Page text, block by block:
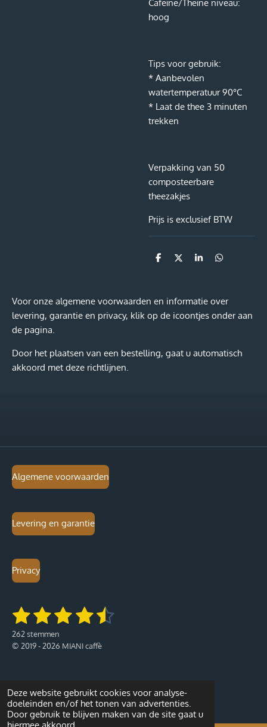
Deze website gebruikt cookies voor analyse-
doeleinden en/of het tonen van advertenties.
Door gebruik te blijven maken van de site gaat u
Cafeïne/Theïne niveau:
hoog
Tips voor gebruik:
* Aanbevolen
watertemperatuur 90°C
* Laat de thee 3 minuten
trekken
Verpakking van 50
composteerbare
theezakjes
Prijs is exclusief BTW
D
D
S
e
D
Voor onze algemene voorwaarden en informatie over
levering, garantie en privacy, klik op de icoontjes onder aan
de pagina.
Door het plaatsen van een bestelling, gaat u automatisch
akkoord met deze richtlijnen.
Algemene voorwaarden
Levering en garantie
Privacy
R
t
i
4
.
2
1
s
t
r
2
s
t
r
r
3
s
t
r
r
4
t
r
r
5
t
r
r
262 stemmen
© 2019 - 2026 MIANI caffè